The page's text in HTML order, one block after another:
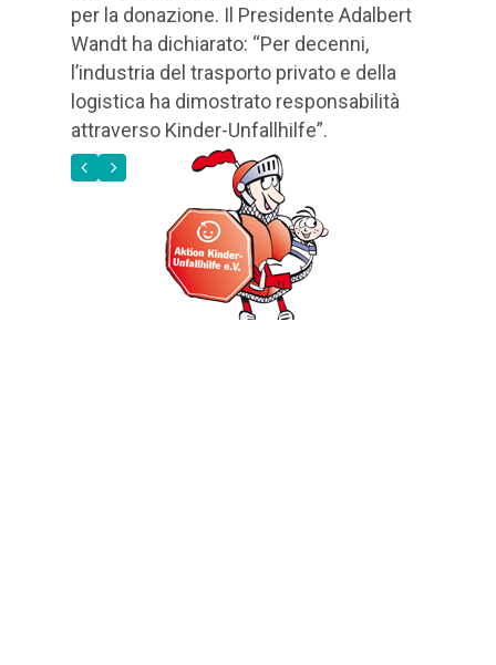
per la donazione. Il Presidente Adalbert
Wandt ha dichiarato: “Per decenni,
l’industria del trasporto privato e della
logistica ha dimostrato responsabilità
attraverso Kinder-Unfallhilfe”.